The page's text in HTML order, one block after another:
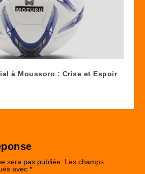
à Moussoro : Crise et Espoir
sera pas publiée. Les champs
avec*